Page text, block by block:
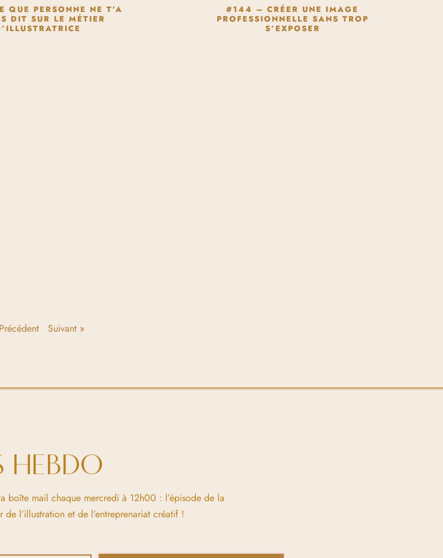
QUE PERSONNE NE T’A
DIT SUR LE MÉTIER
#144 – CRÉER UNE IMAGE
PROFESSIONNELLE SANS TROP
S’EXPOSER
Suivant »
HEBDO
boîte mail chaque mercredi à 12h00 : l’épisode de la
l’illustration et de l’entreprenariat créatif !